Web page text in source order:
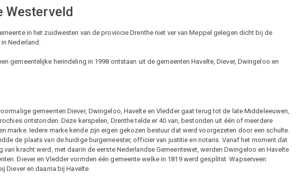
Westerveld
in het zuidwesten van de provincie Drenthe niet ver van Meppel gelegen dicht bij de
Nederland.
gemeentelijke herindeling in 1998 ontstaan uit de gemeenten Havelte, Diever, Dwingeloo en
gemeenten Diever, Dwingeloo, Havelte en Vledder gaat terug tot de late Middeleeuwen,
ontstonden. Deze kerspelen, Drenthe telde er 40 van, bestonden uit één of meerdere
marke. Iedere marke kende zijn eigen gekozen bestuur dat werd voorgezeten door een schulte.
de plaats van de huidige burgemeester, officier van justitie en notaris. Vanaf het moment dat
van kracht werd, met daarin de eerste Nederlandse Gemeentewet, werden Dwingeloo en Havelte
Diever en Vledder vormden één gemeente welke in 1819 werd gesplitst. Wapserveen
Diever en daarna bij Havelte.